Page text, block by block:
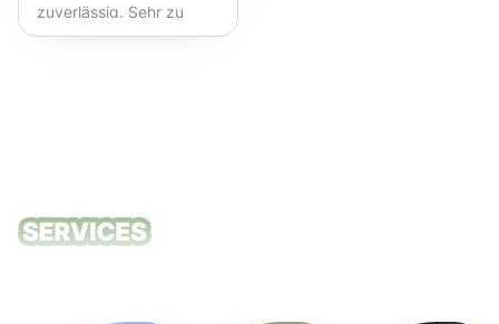
zuverlässig. Sehr zu
empfehlen!